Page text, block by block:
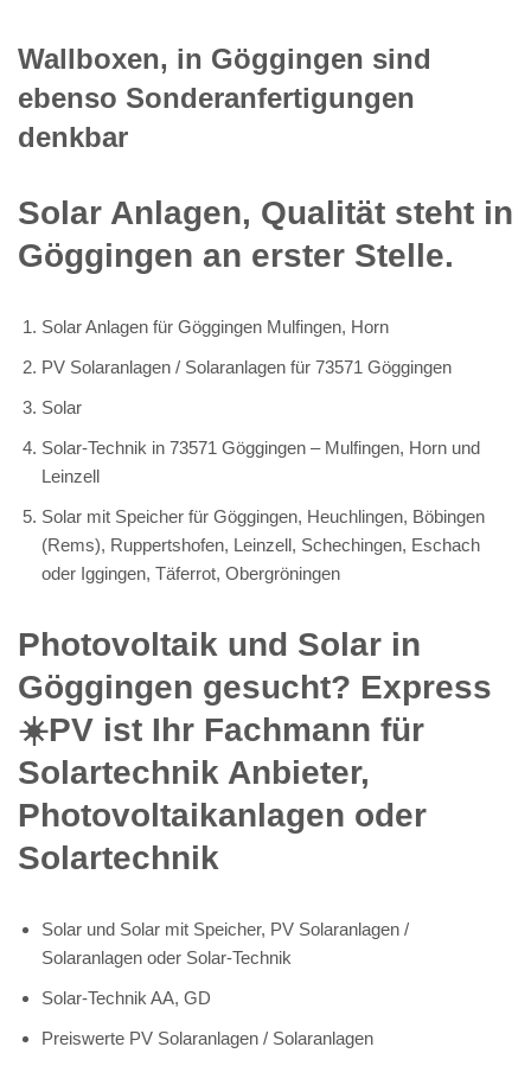
Wallboxen, in Göggingen sind
ebenso Sonderanfertigungen
denkbar
Solar Anlagen, Qualität steht in
Göggingen an erster Stelle.
Solar Anlagen für Göggingen Mulfingen, Horn
PV Solaranlagen / Solaranlagen für 73571 Göggingen
Solar
Solar-Technik in 73571 Göggingen – Mulfingen, Horn und
Leinzell
Solar mit Speicher für Göggingen, Heuchlingen, Böbingen
(Rems), Ruppertshofen, Leinzell, Schechingen, Eschach
oder Iggingen, Täferrot, Obergröningen
Photovoltaik und Solar in
Göggingen gesucht? Express
☀️PV️ ist Ihr Fachmann für
Solartechnik Anbieter,
Photovoltaikanlagen oder
Solartechnik
Solar und Solar mit Speicher, PV Solaranlagen /
Solaranlagen oder Solar-Technik
Solar-Technik AA, GD
Preiswerte PV Solaranlagen / Solaranlagen